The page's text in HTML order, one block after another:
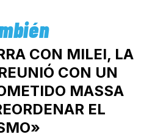
CON MILEI, LA
CON UN
MASSA
EL